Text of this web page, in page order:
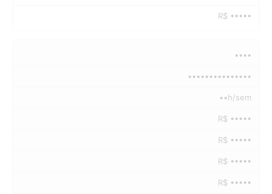
R$ •••••
••••
•••••••••••••••
••h/sem
R$ •••••
R$ •••••
R$ •••••
R$ •••••